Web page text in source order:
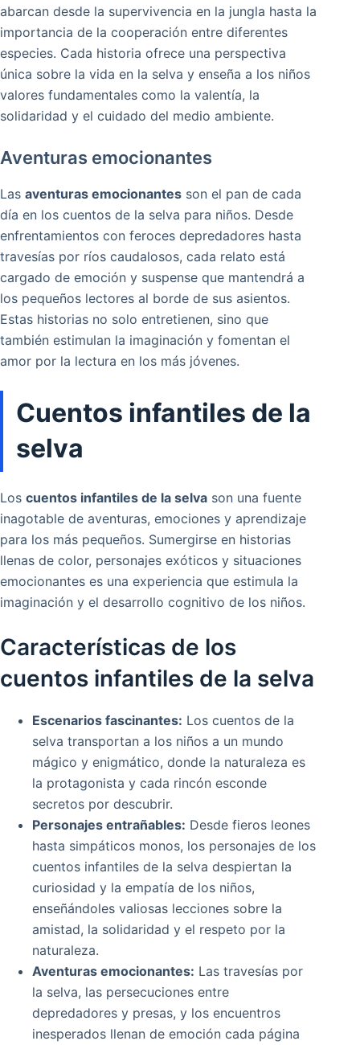
abarcan desde la supervivencia en la jungla hasta la
importancia de la cooperación entre diferentes
especies. Cada historia ofrece una perspectiva
única sobre la vida en la selva y enseña a los niños
valores fundamentales como la valentía, la
solidaridad y el cuidado del medio ambiente.
Aventuras emocionantes
Las aventuras emocionantes son el pan de cada
día en los cuentos de la selva para niños. Desde
enfrentamientos con feroces depredadores hasta
travesías por ríos caudalosos, cada relato está
cargado de emoción y suspense que mantendrá a
los pequeños lectores al borde de sus asientos.
Estas historias no solo entretienen, sino que
también estimulan la imaginación y fomentan el
amor por la lectura en los más jóvenes.
Cuentos infantiles de la
selva
Los cuentos infantiles de la selva son una fuente
inagotable de aventuras, emociones y aprendizaje
para los más pequeños. Sumergirse en historias
llenas de color, personajes exóticos y situaciones
emocionantes es una experiencia que estimula la
imaginación y el desarrollo cognitivo de los niños.
Características de los
cuentos infantiles de la selva
Escenarios fascinantes: Los cuentos de la
selva transportan a los niños a un mundo
mágico y enigmático, donde la naturaleza es
la protagonista y cada rincón esconde
secretos por descubrir.
Personajes entrañables: Desde fieros leones
hasta simpáticos monos, los personajes de los
cuentos infantiles de la selva despiertan la
curiosidad y la empatía de los niños,
enseñándoles valiosas lecciones sobre la
amistad, la solidaridad y el respeto por la
naturaleza.
Aventuras emocionantes: Las travesías por
la selva, las persecuciones entre
depredadores y presas, y los encuentros
inesperados llenan de emoción cada página